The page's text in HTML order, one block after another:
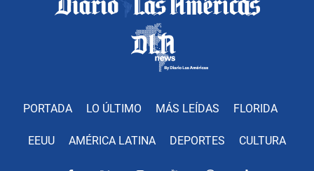
PORTADA LO ÚLTIMO MÁS LEÍDAS FLORIDA
EEUU AMÉRICA LATINA DEPORTES CULTURA